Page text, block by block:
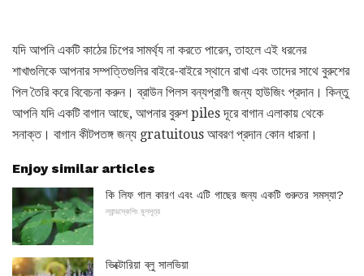
যদি আপনি একটি কাঠের চিপের সামর্থ্য না করতে পারেন, তাহলে এই ধরনের
শাখাগুলিকে আপনার সম্পত্তিগুলির বাইরে-বাইরে স্থানে রাখা এবং তাদের সাথে বুরুশের
পিল তৈরি করে বিবেচনা করুন। ব্রাউন পিলস বন্যপ্রাণী জন্য হাউজিং প্রদান। কিন্তু
আপনি যদি একটি বাগান আছে, আপনার বুরুশ piles দূরে বাগান এলাকায় থেকে
সনাক্ত। বাগান কীটপতঙ্গ জন্য gratuitous আবরণ প্রদান কোন ধারনা।
Enjoy similar articles
কি লিফ গাল কারণ এবং এটি গাছের জন্য একটি গুরুতর সমস্যা?
ল্যান্ডস্কেপিং মূলসূত্র
ভিক্টোরিয়া ব্লু সালভিয়া